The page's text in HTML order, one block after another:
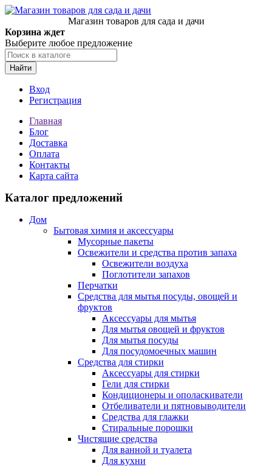
Магазин товаров для сада и дачи
Корзина ждет
Выберите любое предложение
Найти
Вход
Регистрация
Главная
Блог
Доставка
Оплата
Контакты
Карта сайта
Каталог предложений
Дом
Бытовая химия и аксессуары
Мусорные пакеты
Освежители и средства против запаха
Освежители воздуха
Поглотители запахов
Перчатки
Средства для мытья посуды, овощей и
фруктов
Аксессуары для мытья
Для мытья овощей и фруктов
Для мытья посуды
Для посудомоечных машин
Средства для стирки
Аксессуары для стирки
Гели для стирки
Кондиционеры и ополаскиватели
Отбеливатели и пятновыводители
Средства для глажки
Стиральные порошки
Чистящие средства
Для ванной и туалета
Для кухни